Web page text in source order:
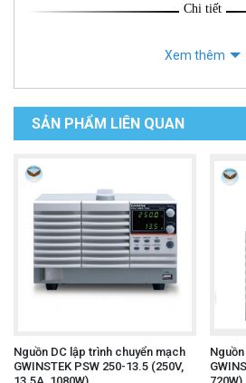
Chi tiết
Xem thêm
SẢN PHẨM LIÊN QUAN
Nguồn DC lập trình chuyển mạch
GWINSTEK PSW 250-13.5 (250V,